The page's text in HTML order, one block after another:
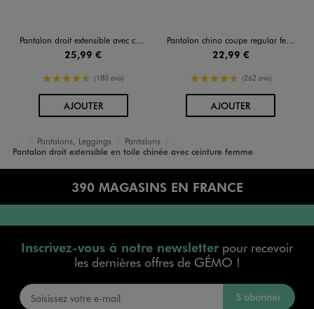
Pantalon droit extensible avec ceinture femme
25,99 €
4.5/5 de moyenne
(180 avis)
AJOUTERAU PANIER
Pantalon chino coupe regular femme
22,99 €
4.5/5 de moyenne
(262 avis)
AJOUTERAU PANIER
Accueil
Femme
Vêtements
Pantalons, Leggings
Pantalons
Pantalon droit extensible en toile chinée avec ceinture femme
390 MAGASINS EN FRANCE
Inscrivez-vous à notre newsletterpour recevoir
les dernières offres de GÉMO !
S’abonner